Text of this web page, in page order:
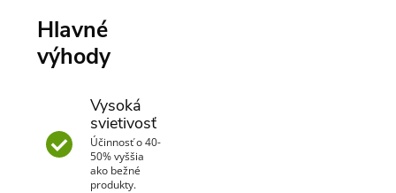
Hlavné
výhody
Vysoká
svietivosť
Účinnosť o 40-
50% vyššia
ako bežné
produkty.